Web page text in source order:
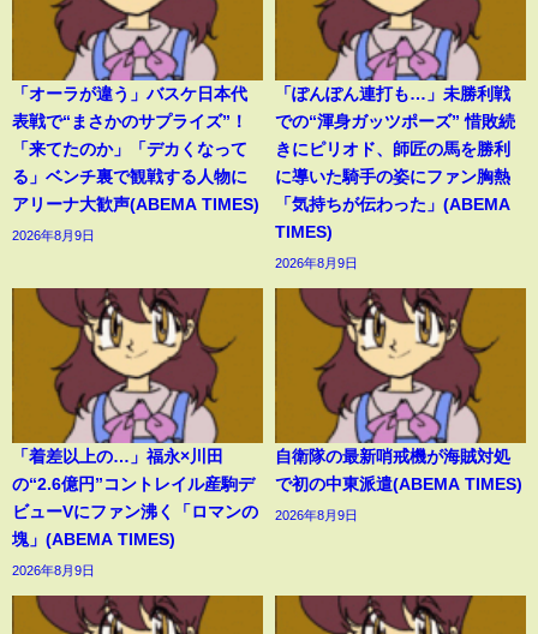
「オーラが違う」バスケ日本代
表戦で“まさかのサプライズ”！
「来てたのか」「デカくなって
る」ベンチ裏で観戦する人物に
アリーナ大歓声(ABEMA TIMES)
2026年8月9日
「ぽんぽん連打も…」未勝利戦
での“渾身ガッツポーズ” 惜敗続
きにピリオド、師匠の馬を勝利
に導いた騎手の姿にファン胸熱
「気持ちが伝わった」(ABEMA
TIMES)
2026年8月9日
「着差以上の…」福永×川田
の“2.6億円”コントレイル産駒デ
ビューVにファン沸く「ロマンの
塊」(ABEMA TIMES)
2026年8月9日
自衛隊の最新哨戒機が海賊対処
で初の中東派遣(ABEMA TIMES)
2026年8月9日